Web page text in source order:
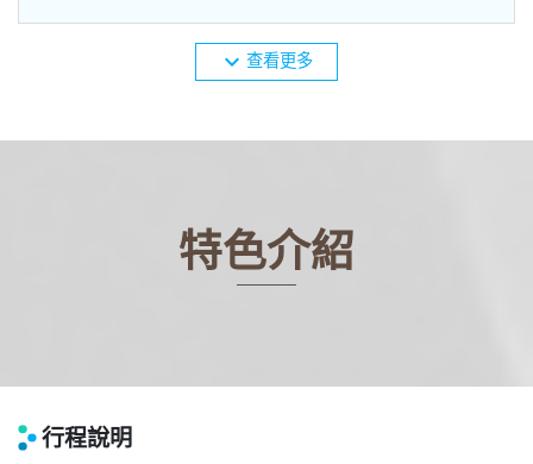
特色介紹
行程說明
expand_more 查看更多